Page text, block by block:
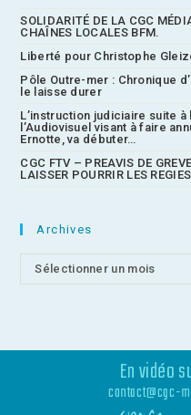
SOLIDARITÉ DE LA CGC
CHAÎNES LOCALES BFM.
Liberté pour Christophe
Pôle Outre-mer : Chronique
le laisse durer
L’instruction judiciaire suite
l’Audiovisuel visant à faire
Ernotte, va débuter…
CGC FTV – PREAVIS DE
LAISSER POURRIR LES
Archives
Sélectionner un mois
En vidéo
contact@cgc-